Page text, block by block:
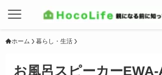
ホーム 暮らし・生活
お風呂スピーカー